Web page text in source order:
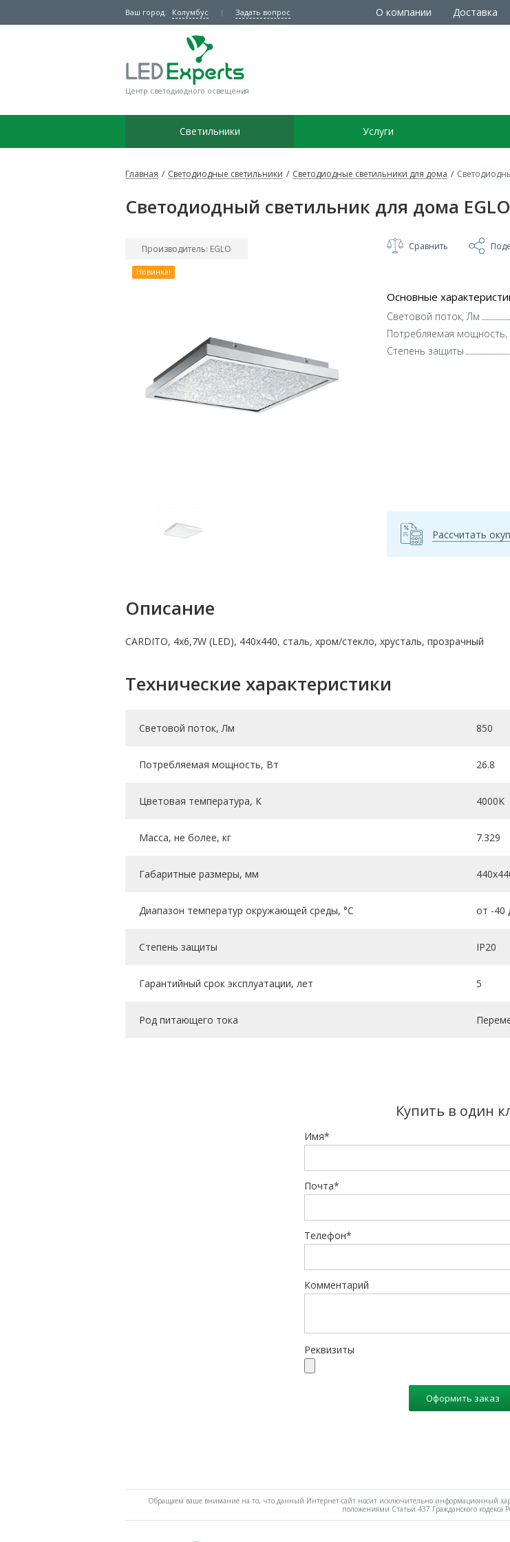
Ваш город: Колумбус Задать вопрос О компании Доставка
Центр светодиодного освещения
Светильники Услуги
Главная / Светодиодные светильники / Светодиодные светильники для дома /
Светодиодный светильник для дома
Производитель: EGLO
Новинка!
Сравнить
Основные
Световой поток, Лм
Потребляемая мощность,
Степень защиты
Рассчитать
Описание
CARDITO, 4х6,7W (LED), 440х440, сталь, хром/стекло, хрусталь, прозрачный
Технические характеристики
Световой поток, Лм 850
Потребляемая мощность, Вт 26.8
Цветовая температура, К 4000K
Масса, не более, кг 7.329
Габаритные размеры, мм
Диапазон температур окружающей среды, °C от -40
Степень защиты IP20
Гарантийный срок эксплуатации, лет 5
Род питающего тока
Купить в один
Имя*
Почта*
Телефон*
Комментарий
Реквизиты
Оформить заказ
Обращаем ваше внимание на то, что данный Интернет-сайт носит исключительно информационный
положениями Статьи 437 Гражданского кодекса